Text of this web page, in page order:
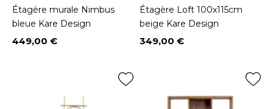
Étagère murale Nimbus
bleue Kare Design
Prix
449,00 €
Étagère Loft 100x115cm
beige Kare Design
Prix
349,00 €